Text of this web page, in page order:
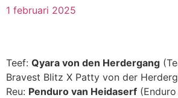
1 februari 2025
Teef: Qyara von den Herdergang
Bravest Blitz X Patty von der
Reu: Penduro van Heidaserf